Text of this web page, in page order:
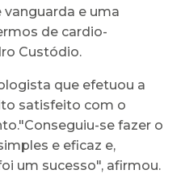
e uma
de cardio-
Custódio.
que efetuou a
satisfeito com o
se fazer o
e eficaz e,
um sucesso", afirmou.